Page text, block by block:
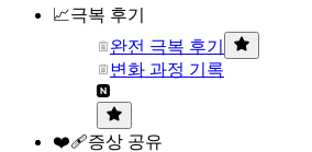
📈극복 후기
완전 극복 후기
변화 과정 기록
❤️‍🩹증상 공유